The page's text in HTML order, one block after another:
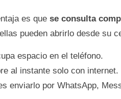
es que se consulta
pueden abrirlo desde su
espacio en el teléfono.
al instante solo con internet.
enviarlo por WhatsApp,